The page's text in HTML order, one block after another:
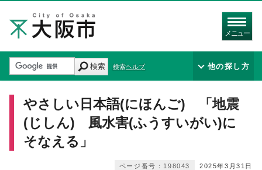
メニュー
検索 検索ヘルプ 他の探し方
やさしい日本語(にほんご) 「地震
(じしん) 風水害(ふうすいがい)に
そなえる」
2025年3月31日
ページ番号：198043